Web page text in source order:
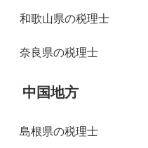
和歌山県の税理士
奈良県の税理士
中国地方
島根県の税理士